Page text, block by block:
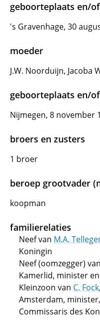
geboorteplaats en/
's Gravenhage, 30
moeder
J.W. Noorduijn, Jacoba
geboorteplaats en/
Nijmegen, 8 november
broers en zusters
1 broer
beroep grootvader
koopman
familierelaties
Neef van M.A.
Koningin
Neef (oomzegger) van
Kamerlid, minister
Kleinzoon van C. Fock
Amsterdam,
Commissaris des